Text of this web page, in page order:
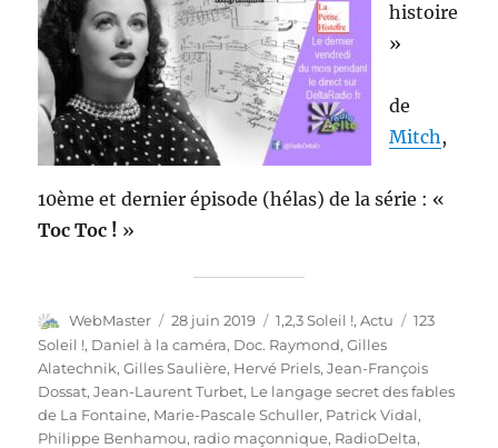
histoire
»
de
Mitch,
10ème et dernier épisode (hélas) de la série : «
Toc Toc ! »
Auteur
WebMaster
Publié
le
28 juin 2019 Catégories
1,2,3 Soleil !,Actu Étiquettes
123
Soleil !, Daniel à la caméra, Doc. Raymond,Gilles
Alatechnik,Gilles Saulière, Hervé Priels,Jean-François
Dossat,Jean-Laurent Turbet, Le langage secret des fables
de La Fontaine, Marie-Pascale Schuller, Patrick Vidal,
Philippe Benhamou, radio maçonnique, RadioDelta,